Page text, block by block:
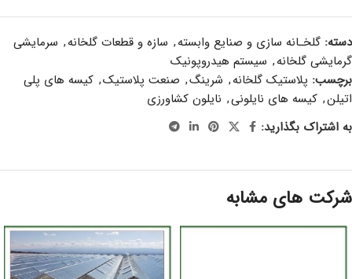
دسته: گلخـانه سازی و صنایع وابسته, سازه و قطعات گلخانه, سرمایشی
گرمایشی گلخانه, سیستم هیدروپونیک
برچسب: پلاستیک گلخانه, شرینگ, صنعت پلاستیک, کیسه های پلی
اتیلن, کیسه های نایلونی, نایلون کشاورزی
به اشتراک بگذارید:
شرکت های مشابه